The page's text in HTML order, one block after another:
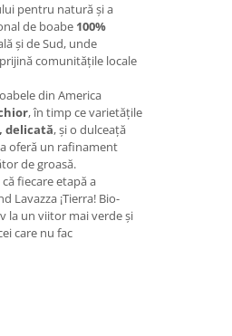
pentru natură și a
de boabe 100%
și de Sud, unde
comunitățile locale
din America
, în timp ce varietățile
delicată, și o dulceață
oferă un rafinament
de groasă.
fiecare etapă a
Lavazza ¡Tierra! Bio-
la un viitor mai verde și
care nu fac